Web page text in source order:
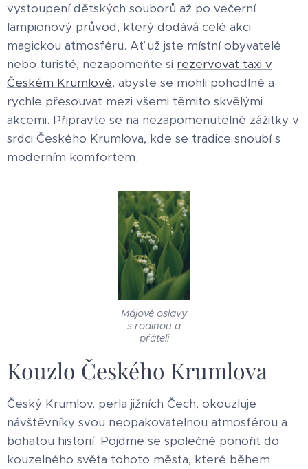
vystoupení dětských souborů až po večerní
lampionový průvod, který dodává celé akci
magickou atmosféru. Ať už jste místní obyvatelé
nebo turisté, nezapomeňte si rezervovat taxi v
Českém Krumlově, abyste se mohli pohodlně a
rychle přesouvat mezi všemi těmito skvělými
akcemi. Připravte se na nezapomenutelné zážitky v
srdci Českého Krumlova, kde se tradice snoubí s
moderním komfortem.
Májové oslavy
s rodinou a
přáteli
Kouzlo Českého Krumlova
Český Krumlov, perla jižních Čech, okouzluje
návštěvníky svou neopakovatelnou atmosférou a
bohatou historií. Pojďme se společně ponořit do
kouzelného světa tohoto města, které během